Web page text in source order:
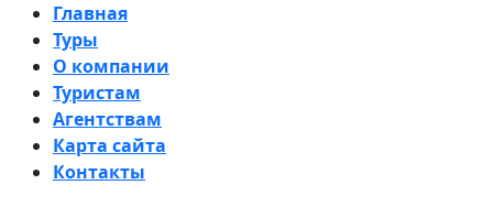
Главная
Туры
О компании
Туристам
Агентствам
Карта сайта
Контакты